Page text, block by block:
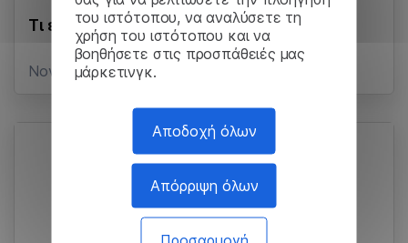
του ιστότοπου, να αναλύσετε τη
χρήση του ιστότοπου και να
βοηθήσετε στις προσπάθειές μας
μάρκετινγκ.
Αποδοχή όλων
Απόρριψη όλων
Προσαρμογή
Τι είναι η περίληψη;
November 18, 2024